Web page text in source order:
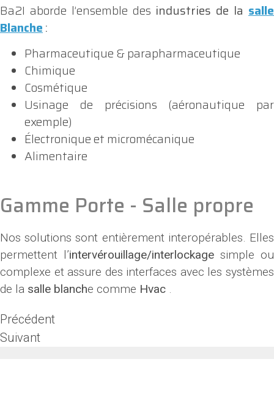
Ba2I aborde l’ensemble des industries de la salle
Blanche :
Pharmaceutique & parapharmaceutique
Chimique
Cosmétique
Usinage de précisions (aéronautique par
exemple)
Électronique et micromécanique
Alimentaire
Gamme Porte - Salle propre
Nos solutions sont entièrement interopérables. Elles
permettent l’intervérouillage/interlockage simple ou
complexe et assure des interfaces avec les systèmes
de la salle blanche comme Hvac .
Précédent
Suivant